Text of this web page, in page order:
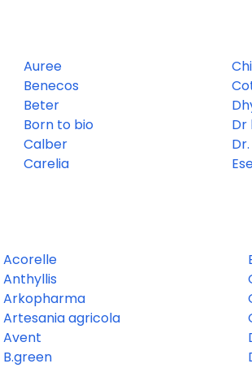
Auree
Benecos
Beter
Born to bio
Calber
Carelia
Dr
Acorelle
Anthyllis
Arkopharma
Artesania agricola
Avent
B.green